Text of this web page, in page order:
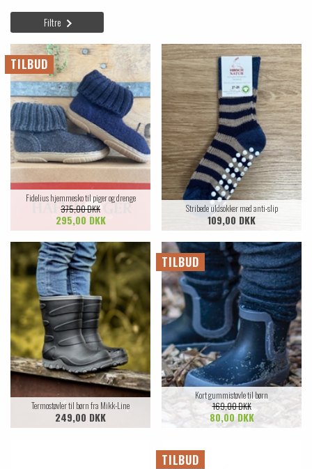
Filtre
TILBUD
Fidelius hjemmesko til piger og drenge
375,00 DKK
295,00 DKK
Stribede uldsokker med anti-slip
109,00 DKK
Termostøvler til børn fra Mikk-Line
249,00 DKK
TILBUD
Kort gummistøvle til børn
169,00 DKK
80,00 DKK
TILBUD